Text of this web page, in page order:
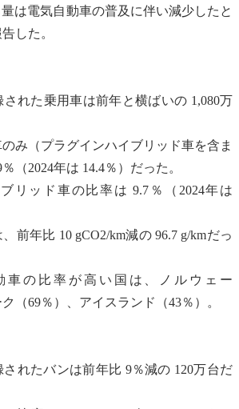
は電気自動車の普及に伴い減少したと
した。
された乗用車は前年と横ばいの 1,080万
のみ（プラグインハイブリッド車を含ま
（2024年は 14.4％）だった。
リッド車の比率は 9.7％（2024年は
前年比 10 gCO2/km減の 96.7 g/kmだっ
車の比率が高い国は、ノルウェー
（69％）、アイスランド（43％）。
されたバンは前年比 9％減の 120万台だ